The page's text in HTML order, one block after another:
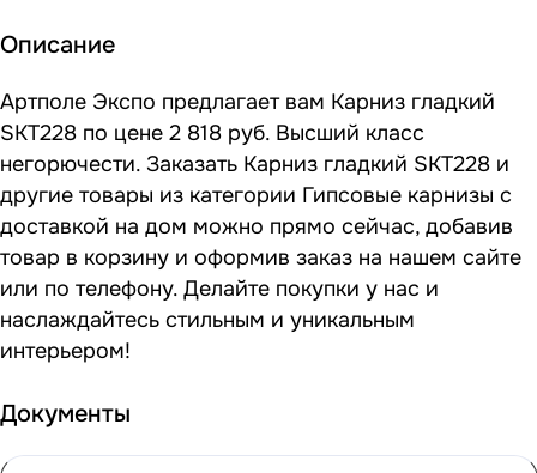
Описание
Артполе Экспо предлагает вам Карниз гладкий
SKT228 по цене 2 818 руб. Высший класс
негорючести. Заказать Карниз гладкий SKT228 и
другие товары из категории Гипсовые карнизы с
доставкой на дом можно прямо сейчас, добавив
товар в корзину и оформив заказ на нашем сайте
или по телефону. Делайте покупки у нас и
наслаждайтесь стильным и уникальным
интерьером!
Документы